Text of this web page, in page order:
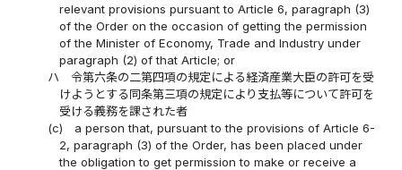
relevant provisions pursuant to Article 6, paragraph (3)
of the Order on the occasion of getting the permission
of the Minister of Economy, Trade and Industry under
paragraph (2) of that Article; or
ハ
令第六条の二第四項の規定による経済産業大臣の許可を受
けようとする同条第三項の規定により支払等について許可を
受ける義務を課された者
(c)
a person that, pursuant to the provisions of Article 6-
2, paragraph (3) of the Order, has been placed under
the obligation to get permission to make or receive a